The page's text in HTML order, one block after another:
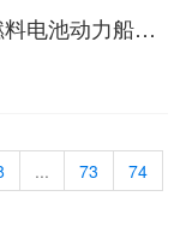
氢舟越过“三重山”——我国首艘氢燃料电池动力船研发纪实
... 73
74